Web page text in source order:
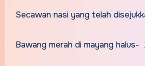
Secawan nasi yang telah
Bawang merah di mayang halus-